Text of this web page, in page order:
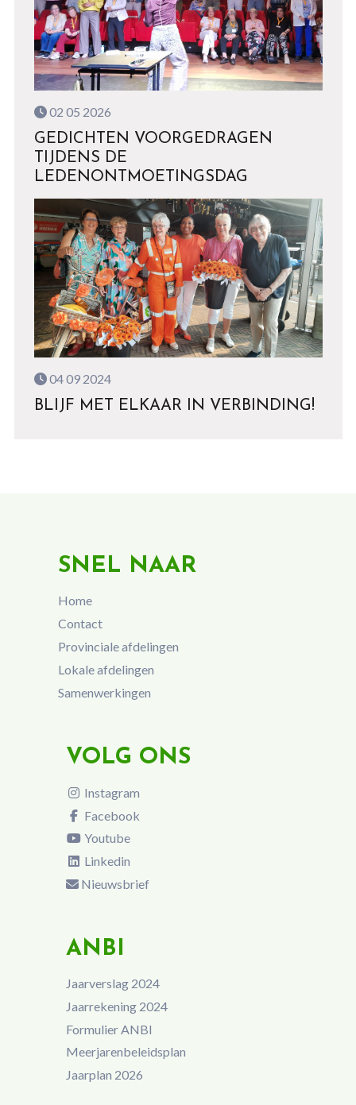
02 05 2026
GEDICHTEN VOORGEDRAGEN
TIJDENS DE
LEDENONTMOETINGSDAG
04 09 2024
BLIJF MET ELKAAR IN VERBINDING!
SNEL NAAR
Home
Contact
Provinciale afdelingen
Lokale afdelingen
Samenwerkingen
VOLG ONS
Instagram
Facebook
Youtube
Linkedin
Nieuwsbrief
ANBI
Jaarverslag 2024
Jaarrekening 2024
Formulier ANBI
Meerjarenbeleidsplan
Jaarplan 2026